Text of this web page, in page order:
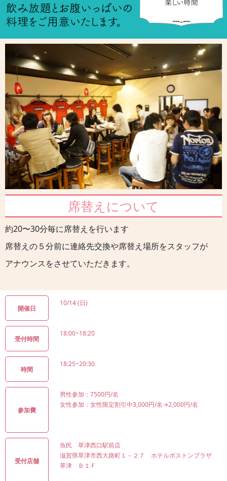
席替えについて
約20〜30分毎に席替えを行います
席替えの５分前に連絡先交換や席替え場所をスタッフが
アナウンスをさせていただきます。
開催日
10/14 (日)
受付時間
18:00~18:20
時間
18:25~20:30
参加費
男性参加：7500円/名
女性参加：女性限定割引中3,000円/名→2,000円/名
受付店舗
魚民 草津西口駅前店
滋賀県草津市西大路町１－２７ ホテルボストンプラザ
草津 Ｂ１Ｆ